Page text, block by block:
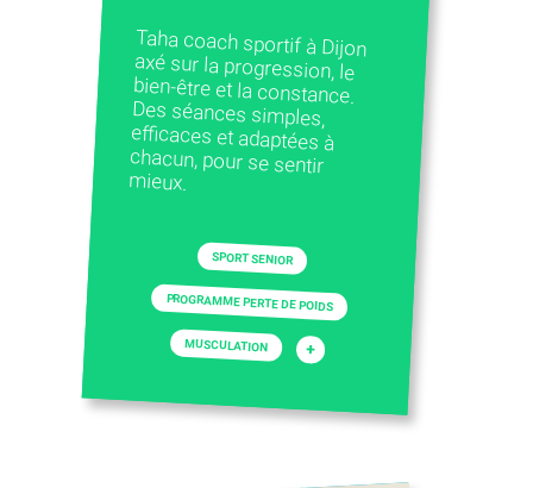
Taha coach sportif à Dijon
axé sur la progression, le
bien-être et la constance.
Des séances simples,
efficaces et adaptées à
chacun, pour se sentir
mieux.
SPORT SENIOR
PROGRAMME PERTE DE POIDS
MUSCULATION +